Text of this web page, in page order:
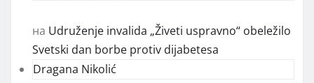
на Udruženje invalida „Živeti uspravno“ obeležilo
Svetski dan borbe protiv dijabetesa
Dragana Nikolić